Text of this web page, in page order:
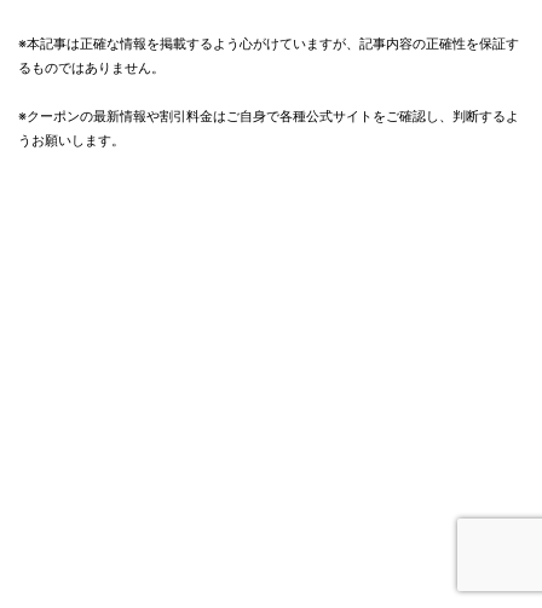
※本記事は正確な情報を掲載するよう心がけていますが、記事内容の正確性を保証す
るものではありません。
※クーポンの最新情報や割引料金はご自身で各種公式サイトをご確認し、判断するよ
うお願いします。